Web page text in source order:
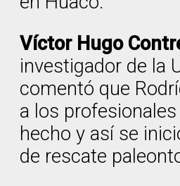
Víctor Hugo
investigador de la
comentó que
a los profesionales
hecho y así se
de rescate